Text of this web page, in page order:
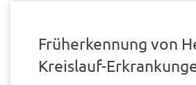
Früherkennung von
Kreislauf-